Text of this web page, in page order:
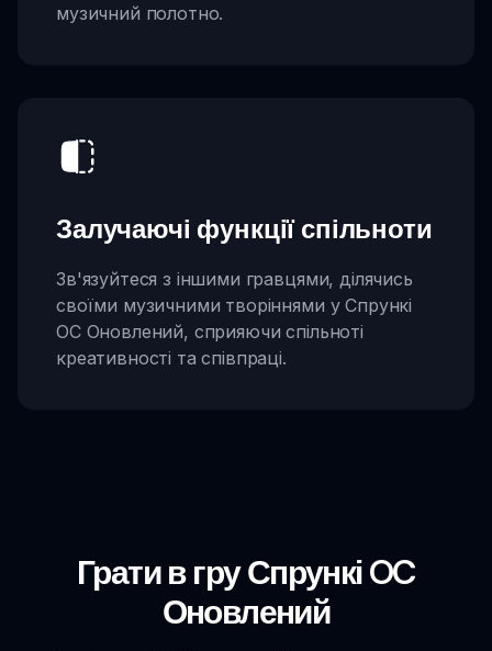
музичний полотно.
Залучаючі функції спільноти
Зв'язуйтеся з іншими гравцями, ділячись
своїми музичними творіннями у Спрункі
OC Оновлений, сприяючи спільноті
креативності та співпраці.
Грати в гру Спрункі OC
Оновлений